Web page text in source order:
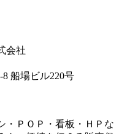
会社
8 船場ビル220号
・ＰＯＰ・看板・ＨＰな